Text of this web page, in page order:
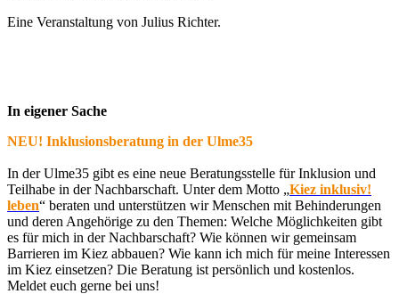
Eine Veranstaltung von Julius Richter.
In eigener Sache
NEU! Inklusionsberatung in der Ulme35
In der Ulme35 gibt es eine neue Beratungsstelle für Inklusion und
Teilhabe in der Nachbarschaft. Unter dem Motto „Kiez inklusiv!
leben“ beraten und unterstützen wir Menschen mit Behinderungen
und deren Angehörige zu den Themen: Welche Möglichkeiten gibt
es für mich in der Nachbarschaft? Wie können wir gemeinsam
Barrieren im Kiez abbauen? Wie kann ich mich für meine Interessen
im Kiez einsetzen? Die Beratung ist persönlich und kostenlos.
Meldet euch gerne bei uns!